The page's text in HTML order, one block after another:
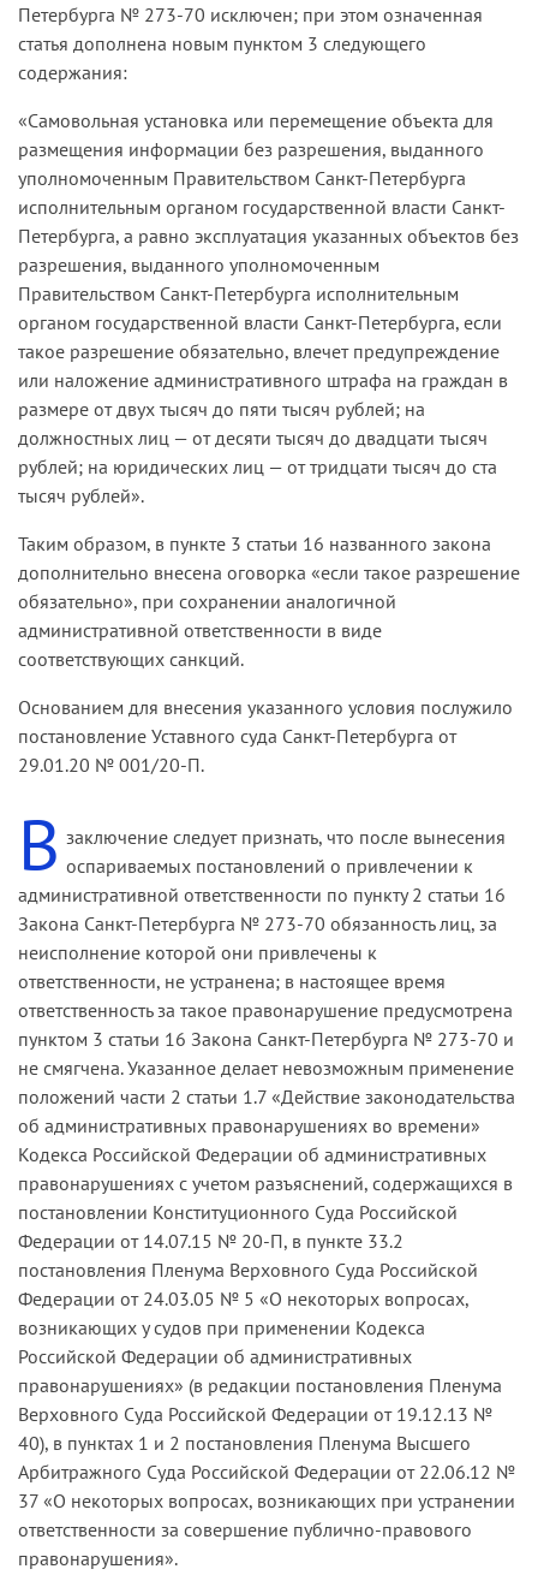
Петербурга № 273-70 исключен; при этом означенная
статья дополнена новым пунктом 3 следующего
содержания:
«Самовольная установка или перемещение объекта для
размещения информации без разрешения, выданного
уполномоченным Правительством Санкт-Петербурга
исполнительным органом государственной власти Санкт-
Петербурга, а равно эксплуатация указанных объектов без
разрешения, выданного уполномоченным
Правительством Санкт-Петербурга исполнительным
органом государственной власти Санкт-Петербурга, если
такое разрешение обязательно, влечет предупреждение
или наложение административного штрафа на граждан в
размере от двух тысяч до пяти тысяч рублей; на
должностных лиц — от десяти тысяч до двадцати тысяч
рублей; на юридических лиц — от тридцати тысяч до ста
тысяч рублей».
Таким образом, в пункте 3 статьи 16 названного закона
дополнительно внесена оговорка «если такое разрешение
обязательно», при сохранении аналогичной
административной ответственности в виде
соответствующих санкций.
Основанием для внесения указанного условия послужило
постановление Уставного суда Санкт-Петербурга от
29.01.20 № 001/20-П.
В заключение следует признать, что после вынесения
оспариваемых постановлений о привлечении к
административной ответственности по пункту 2 статьи 16
Закона Санкт-Петербурга № 273-70 обязанность лиц, за
неисполнение которой они привлечены к
ответственности, не устранена; в настоящее время
ответственность за такое правонарушение предусмотрена
пунктом 3 статьи 16 Закона Санкт-Петербурга № 273-70 и
не смягчена. Указанное делает невозможным применение
положений части 2 статьи 1.7 «Действие законодательства
об административных правонарушениях во времени»
Кодекса Российской Федерации об административных
правонарушениях с учетом разъяснений, содержащихся в
постановлении Конституционного Суда Российской
Федерации от 14.07.15 № 20-П, в пункте 33.2
постановления Пленума Верховного Суда Российской
Федерации от 24.03.05 № 5 «О некоторых вопросах,
возникающих у судов при применении Кодекса
Российской Федерации об административных
правонарушениях» (в редакции постановления Пленума
Верховного Суда Российской Федерации от 19.12.13 №
40), в пунктах 1 и 2 постановления Пленума Высшего
Арбитражного Суда Российской Федерации от 22.06.12 №
37 «О некоторых вопросах, возникающих при устранении
ответственности за совершение публично-правового
правонарушения».